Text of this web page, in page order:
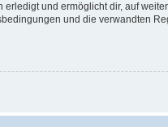
und ermöglicht dir, auf
und die verwandten